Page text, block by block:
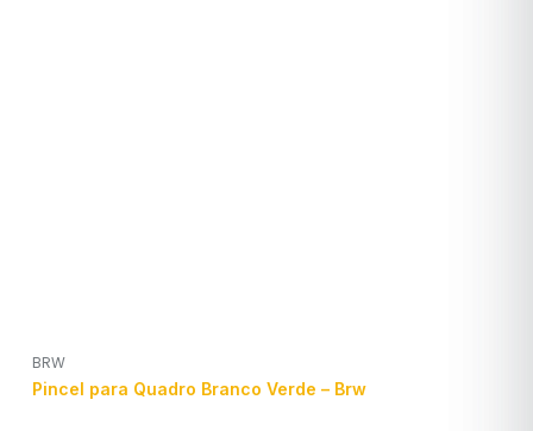
BRW
Pincel para Quadro Branco Verde – Brw